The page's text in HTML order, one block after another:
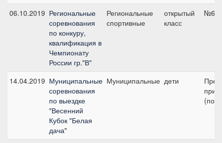
06.10.2019 Региональные
соревнования
по конкуру,
квалификация в
Чемпионату
России гр."В"
Региональные
спортивные
открытый
класс
№6,
14.04.2019 Муниципальные
соревнования
по выездке
"Весенний
Кубок "Белая
дача"
Муниципальные дети
приз